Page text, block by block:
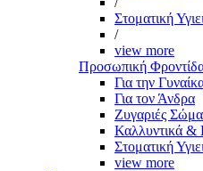
Στοματική
/
view more
Προσωπική
Για την
Για τον Άνδρα
Ζυγαριές
Καλλυντικά &
Στοματική
view more